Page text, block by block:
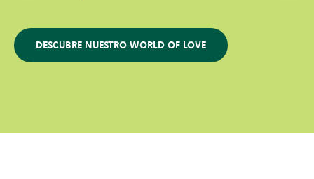
DESCUBRE NUESTRO WORLD OF LOVE